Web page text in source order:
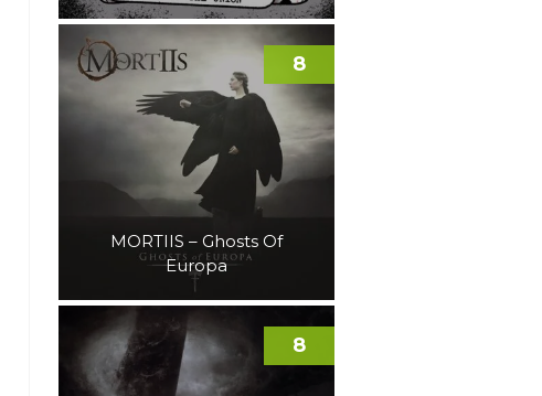
MORTIIS – Ghosts Of
Europa
8
8